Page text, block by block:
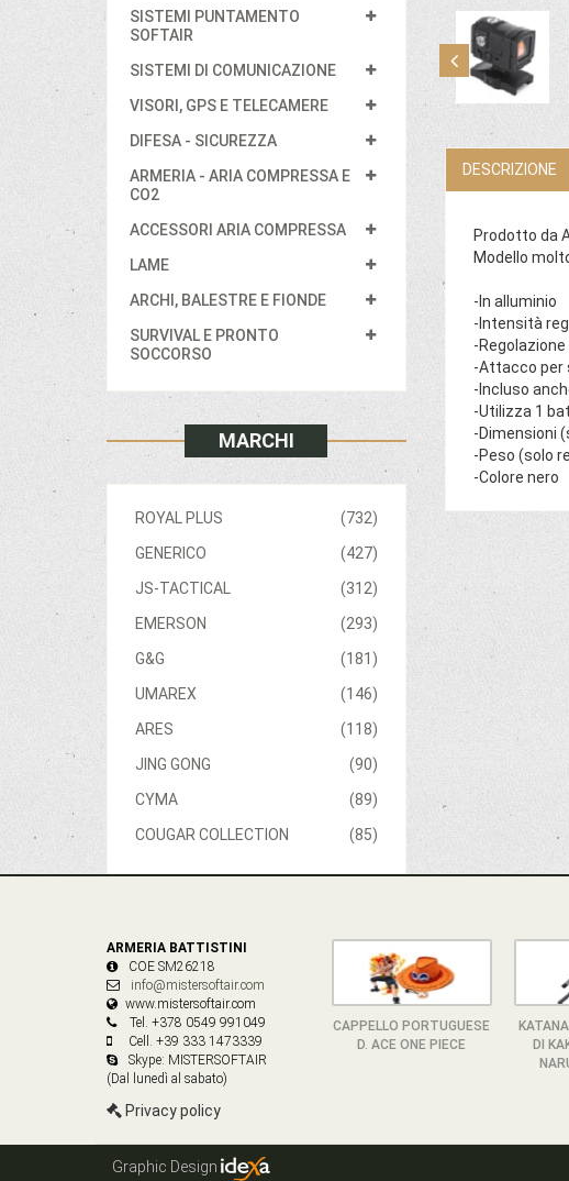
SISTEMI PUNTAMENTO
SOFTAIR
SISTEMI DI COMUNICAZIONE
VISORI, GPS E TELECAMERE
DIFESA - SICUREZZA
ARMERIA - ARIA COMPRESSA E
CO2
ACCESSORI ARIA COMPRESSA
LAME
ARCHI, BALESTRE E FIONDE
SURVIVAL E PRONTO
SOCCORSO
MARCHI
(732)
ROYAL PLUS
(427)
GENERICO
(312)
JS-TACTICAL
(293)
EMERSON
(181)
G&G
(146)
UMAREX
(118)
ARES
(90)
JING GONG
(89)
CYMA
(85)
COUGAR COLLECTION
DESCRIZIONE
Prodotto da
Modello
-In alluminio
-Intensità
-
-Attacco per
-Incluso
-Utilizza 1
-Dimensioni
-Peso (solo
-Colore nero
ARMERIA BATTISTINI
COE SM26218
info@mistersoftair.com
www.mistersoftair.com
Tel. +378 0549 991049
Cell. +39 333 1473339
Skype: MISTERSOFTAIR
(Dal lunedì al sabato)
Privacy policy
CAPPELLO PORTUGUESE
D. ACE ONE PIECE
DI
Graphic Design